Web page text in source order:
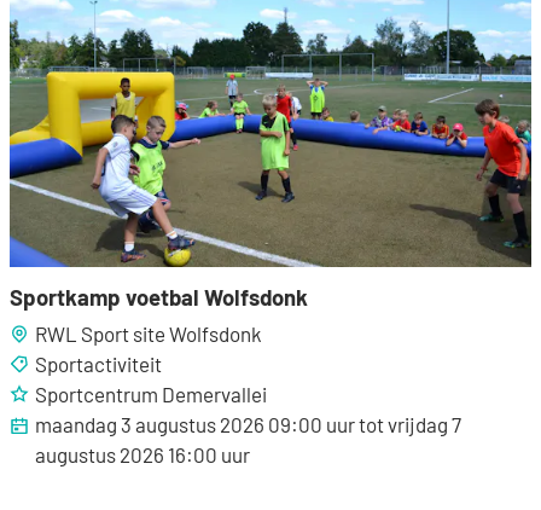
Sportkamp voetbal Wolfsdonk
RWL Sport site Wolfsdonk
Sportactiviteit
Sportcentrum Demervallei
maandag 3 augustus 2026 09:00 uurtotvrijdag 7
augustus 2026 16:00 uur